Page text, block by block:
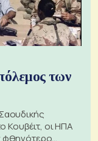
των
Κουβέιτ, οι ΗΠΑ
φθηνότερο